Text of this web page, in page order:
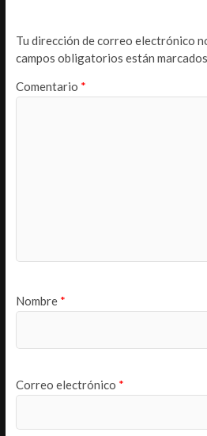
Tu dirección de correo electrónico
campos obligatorios están
Comentario *
Nombre *
Correo electrónico *